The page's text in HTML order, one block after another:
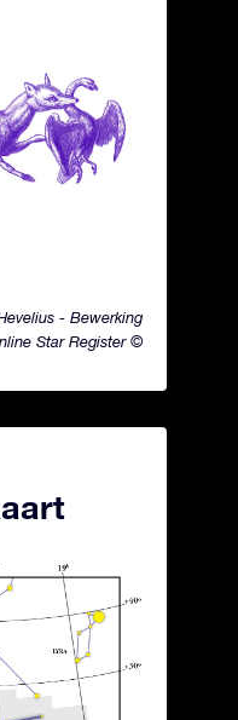
- Bewerking
Star Register ©